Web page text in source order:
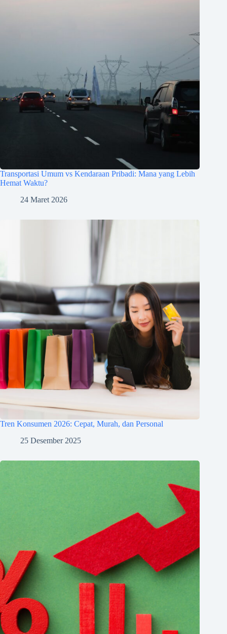
Transportasi Umum vs Kendaraan Pribadi: Mana yang Lebih
Hemat Waktu?
24 Maret 2026
Tren Konsumen 2026: Cepat, Murah, dan Personal
25 Desember 2025